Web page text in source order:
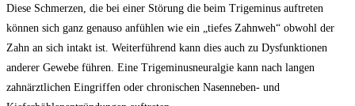
Diese Schmerzen, die bei einer Störung die beim Trigeminus auftreten
können sich ganz genauso anfühlen wie ein „tiefes Zahnweh“ obwohl der
Zahn an sich intakt ist. Weiterführend kann dies auch zu Dysfunktionen
anderer Gewebe führen. Eine Trigeminusneuralgie kann nach langen
zahnärztlichen Eingriffen oder chronischen Nasenneben- und